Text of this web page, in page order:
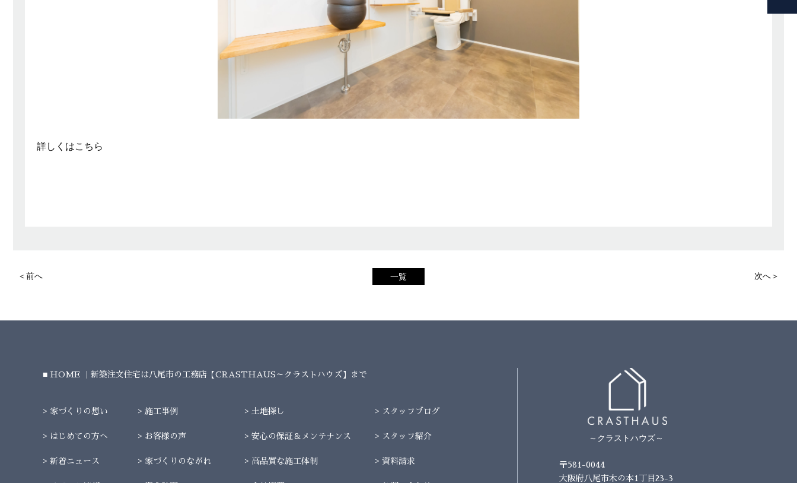
詳しくはこちら
一覧
＜前へ 次へ＞
HOME ｜新築注文住宅は八尾市の工務店【CRASTHAUS～クラストハウズ】まで
家づくりの想い
はじめての方へ
新着ニュース
施工事例
お客様の声
家づくりのながれ
土地探し
安心の保証＆メンテナンス
高品質な施工体制
スタッフブログ
スタッフ紹介
資料請求
～クラストハウズ～
〒581-0044
大阪府八尾市木の本1丁目23-3